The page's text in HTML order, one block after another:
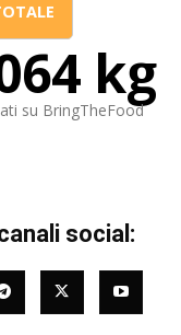
kg
su BringTheFood
social: